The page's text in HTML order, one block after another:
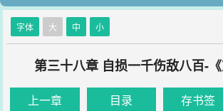
字体 大 中 小
第三十八章 自损一千伤敌八百-《
上一章 目录 存书签